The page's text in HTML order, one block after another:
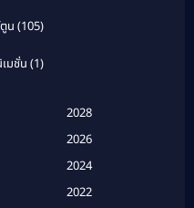
น (105)
มชั่น(1)
2028
2026
2024
2022